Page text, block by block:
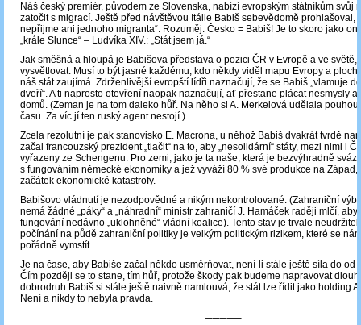
Náš český premiér, původem ze Slovenska, nabízí evropským státníkům svůj
zatočit s migrací. Ještě před návštěvou Itálie Babiš sebevědomě prohlašoval,
nepřijme ani jednoho migranta“. Rozuměj: Česko = Babiš! Je to skoro jako
„krále Slunce“ – Ludvíka XIV.: „Stát jsem já.“
Jak směšná a hloupá je Babišova představa o pozici ČR v Evropě a ve světě,
vysvětlovat. Musí to být jasné každému, kdo někdy viděl mapu Evropy a
náš stát zaujímá. Zdrženlivější evropští lídři naznačují, že se Babiš „vlamuje
dveří“. A ti naprosto otevření naopak naznačují, ať přestane plácat nesmysly
domů. (Zeman je na tom daleko hůř. Na něho si A. Merkelová udělala
času. Za víc jí ten ruský agent nestojí.)
Zcela rezolutní je pak stanovisko E. Macrona, u něhož Babiš dvakrát tvrdě
začal francouzský prezident „tlačit“ na to, aby „nesolidární“ státy, mezi nimi i
vyřazeny ze Schengenu. Pro zemi, jako je ta naše, která je bezvýhradně
s fungováním německé ekonomiky a jež vyváží 80 % své produkce na Západ,
začátek ekonomické katastrofy.
Babišovo vládnutí je nezodpovědné a nikým nekontrolované. (Zahraniční
nemá žádné „páky“ a „náhradní“ ministr zahraničí J. Hamáček raději mlčí,
fungování nedávno „uklohněné“ vládní koalice). Tento stav je trvale
počínání na půdě zahraniční politiky je velkým politickým rizikem, které se
pořádně vymstít.
Je na čase, aby Babiše začal někdo usměrňovat, není-li stále ještě síla do od
Čím později se to stane, tím hůř, protože škody pak budeme napravovat
dobrodruh Babiš si stále ještě naivně namlouvá, že stát lze řídit jako holding
Není a nikdy to nebyla pravda.
─────